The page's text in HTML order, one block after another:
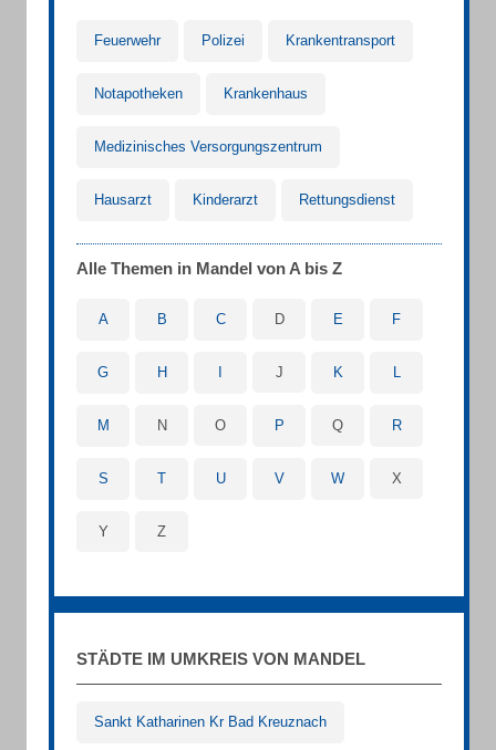
Feuerwehr Polizei Krankentransport
Notapotheken Krankenhaus
Medizinisches Versorgungszentrum
Hausarzt Kinderarzt Rettungsdienst
Alle Themen in Mandel von A bis Z
A B C D E F
G H J K L
M N O P Q R
S T U V W X
Y Z
STÄDTE IM UMKREIS VON MANDEL
Sankt Katharinen Kr Bad Kreuznach